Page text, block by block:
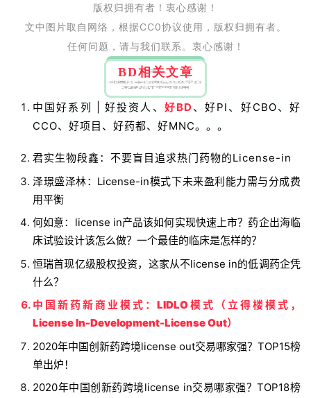
我
版权归拥有者！衷心感谢！
文中图片取自网络，根据CC0协议使用，版权归拥有者。
任何问题，请与我们联系。衷心感谢！
BD相关文章
中国好系列 | 好投资人、 好BD 、好PI、好CBO、好
CCO、好项目、好药都、好MNC。。。
君实生物段鑫：不要盲目追求热门药物的License-in
泽璟盛泽林：License-in模式下未来盈利能力需与分成费
用平衡
何如意：license in产品该如何实现快速上市？药企出海临
床试验设计该怎么做？一个最佳的临床是怎样的？
恒瑞首现亿级股权投资，这家从不license in的低调药企凭
什么？
中国新药新商业模式：LIDLO模式（立得楼模式，
License In-Development-License Out）
2020年中国创新药跨境license out交易哪家强？TOP15榜
单出炉！
2020年中国创新药跨境license in交易哪家强？TOP18榜